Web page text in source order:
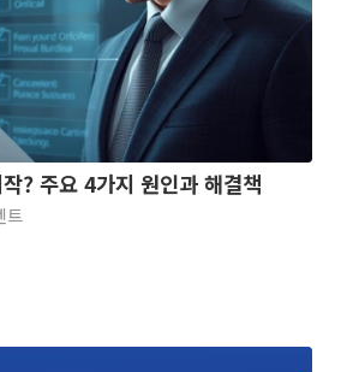
? 주요 4가지 원인과 해결책
트